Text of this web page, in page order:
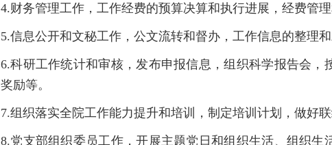
4.财务管理工作，工作经费的预算决算和执行进展，经费管
5.信息公开和文秘工作，公文流转和督办，工作信息的整理
6.科研工作统计和审核，发布申报信息，组织科学报告会
奖励等。
7.组织落实全院工作能力提升和培训，制定培训计划，做好联
8.党支部组织委员工作，开展主题党日和组织生活、组织